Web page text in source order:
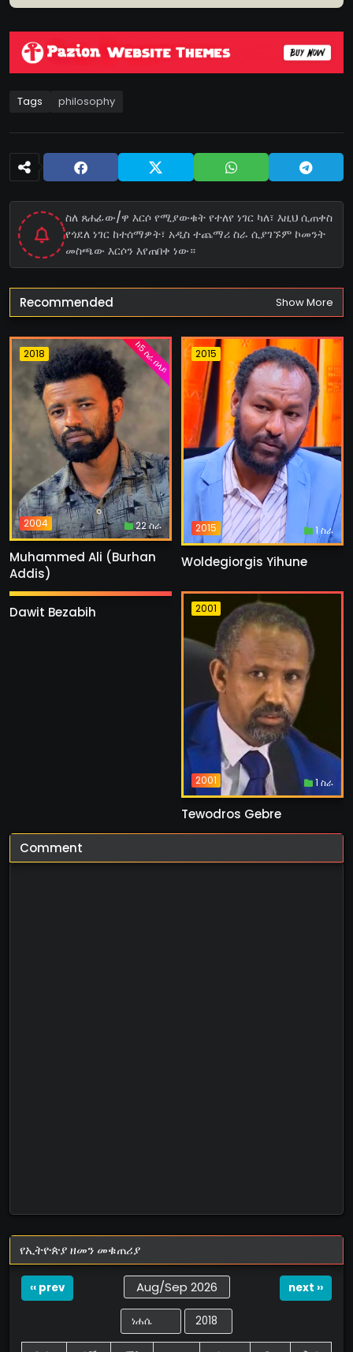
Tags philosophy
ስለ ጸሐፊው/ዋ እርሶ የሚያውቁት የተለየ ነገር ካለ፣ እዚህ ሲጠቀስ
የጎደለ ነገር ከተሰማዎት፣ አዲስ ተጨማሪ ስራ ሲያገኙም ኮመንት
መስጫው እርሶን እየጠበቀ ነው።
Recommended Show More
2018
2004 22 ስራ
ከ5 ስራ በላይ
Muhammed Ali (Burhan
Addis)
2015
2015 1 ስራ
Woldegiorgis Yihune
2018
2013
Dawit Bezabih 2001
2001 1 ስራ
Tewodros Gebre
Comment
የኢትዮጵያ ዘመን መቁጠሪያ
‹‹ prev Aug/Sep 2026 next ››